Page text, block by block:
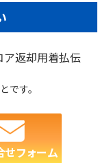
返却用着払伝
です。
せフォーム